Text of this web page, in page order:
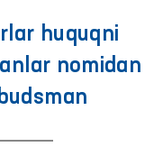
huquqni
nomidan